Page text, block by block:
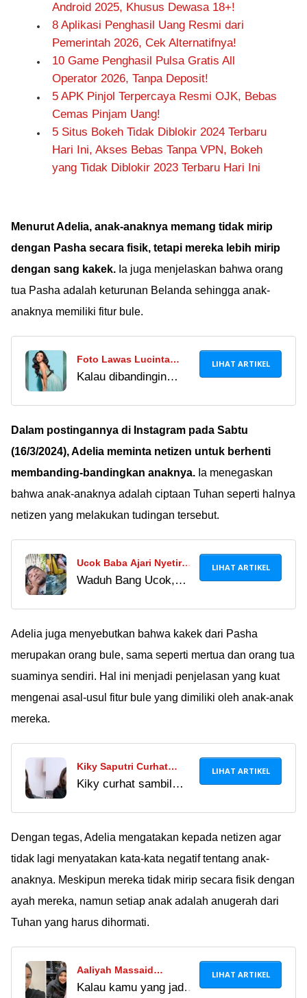
Android 2025, Khusus Dewasa 18+!
8 Aplikasi Penghasil Uang Resmi dari
Pemerintah 2026, Cek Alternatifnya!
10 Game Penghasil Pulsa Gratis All
Operator 2026, Tanpa Deposit!
5 APK Pinjol Terpercaya Resmi OJK, Bebas
Cemas Pinjam Uang!
5 Situs Bokeh Tidak Diblokir 2024 Terbaru
Hari Ini, Akses Bebas Tanpa VPN, Bokeh
yang Tidak Diblokir 2023 Terbaru Hari Ini
Menurut Adelia, anak-anaknya memang tidak mirip
dengan Pasha secara fisik, tetapi mereka lebih mirip
dengan sang kakek. Ia juga menjelaskan bahwa orang
tua Pasha adalah keturunan Belanda sehingga anak-
anaknya memiliki fitur bule.
Foto Lawas Lucinta
Luna Waktu Masih Kerja
Pangling!
Kalau dibandingin
bukti nyata kalau
cantik itu butuh uang
banyak! Tapi salut
berani mengakui masa
lalunya dan nggak
nutup-nutupin lagi.
LIHAT ARTIKEL
Dalam postingannya di Instagram pada Sabtu
(16/3/2024), Adelia meminta netizen untuk berhenti
membanding-bandingkan anaknya. Ia menegaskan
bahwa anak-anaknya adalah ciptaan Tuhan seperti halnya
netizen yang melakukan tudingan tersebut.
Ucok Baba Ajari Nyetir
Anaknya yang Masih 12
Waduh Bang Ucok,
diajarin nyetir, deh...
LIHAT ARTIKEL
Adelia juga menyebutkan bahwa kakek dari Pasha
merupakan orang bule, sama seperti mertua dan orang tua
suaminya sendiri. Hal ini menjadi penjelasan yang kuat
mengenai asal-usul fitur bule yang dimiliki oleh anak-anak
mereka.
Kiky Saputri Curhat
Keguguran di Usia 2,5
Kiky curhat sambil
keguguran. Turut
berduka mba Kiki,
semoga kuat ya!
LIHAT ARTIKEL
Dengan tegas, Adelia mengatakan kepada netizen agar
tidak lagi menyatakan kata-kata negatif tentang anak-
anaknya. Meskipun mereka tidak mirip secara fisik dengan
ayah mereka, namun setiap anak adalah anugerah dari
Tuhan yang harus dihormati.
Aaliyah Massaid
Kedapatan Kasih
Kalau kamu yang jadi
LIHAT ARTIKEL